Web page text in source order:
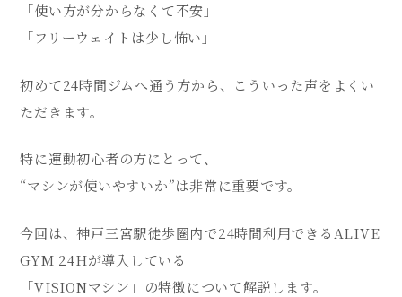
「使い方が分からなくて不安」
「フリーウェイトは少し怖い」
初めて24時間ジムへ通う方から、こういった声をよくい
ただきます。
特に運動初心者の方にとって、
“マシンが使いやすいか”は非常に重要です。
今回は、神戸三宮駅徒歩圏内で24時間利用できるALIVE
GYM 24Hが導入している
「VISIONマシン」の特徴について解説します。